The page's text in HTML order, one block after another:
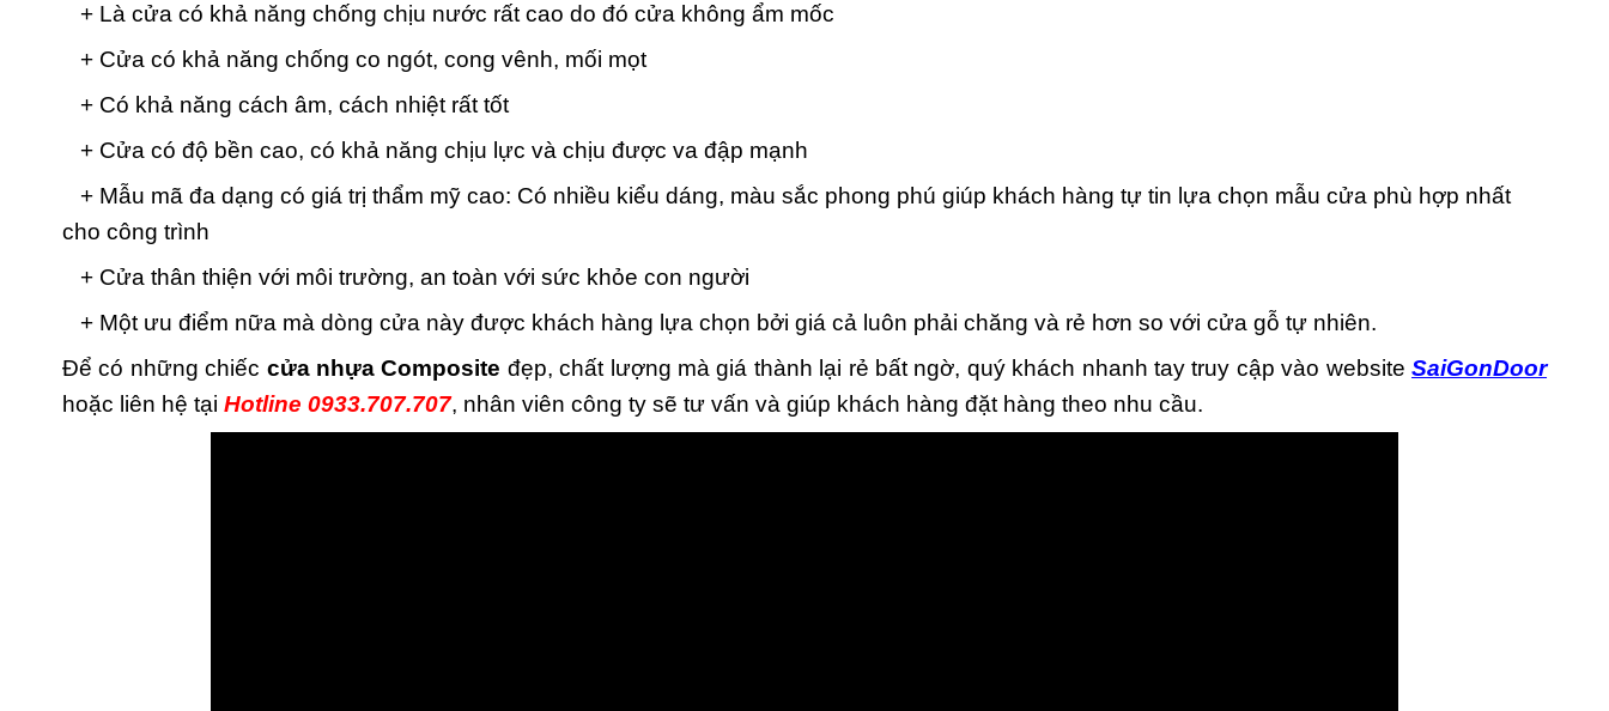
+ Là cửa có khả năng chống chịu nước rất cao do đó cửa không ẩm mốc
+ Cửa có khả năng chống co ngót, cong vênh, mối mọt
+ Có khả năng cách âm, cách nhiệt rất tốt
+ Cửa có độ bền cao, có khả năng chịu lực và chịu được va đập mạnh
+ Mẫu mã đa dạng có giá trị thẩm mỹ cao: Có nhiều kiểu dáng, màu sắc phong phú giúp khách hàng tự tin lựa chọn mẫu cửa phù hợp nhất
cho công trình
+ Cửa thân thiện với môi trường, an toàn với sức khỏe con người
+ Một ưu điểm nữa mà dòng cửa này được khách hàng lựa chọn bởi giá cả luôn phải chăng và rẻ hơn so với cửa gỗ tự nhiên.
Để có những chiếc cửa nhựa Composite đẹp, chất lượng mà giá thành lại rẻ bất ngờ, quý khách nhanh tay truy cập vào websiteSaiGonDoor
hoặc liên hệ tại Hotline 0933.707.707, nhân viên công ty sẽ tư vấn và giúp khách hàng đặt hàng theo nhu cầu.